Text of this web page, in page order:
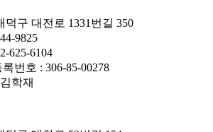
덕구 대전로 1331번길 350
9825
625-6104
번호 : 306-85-00278
학재